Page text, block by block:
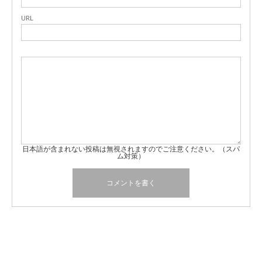
URL
日本語が含まれない投稿は無視されますのでご注意ください。（スパ
ム対策）